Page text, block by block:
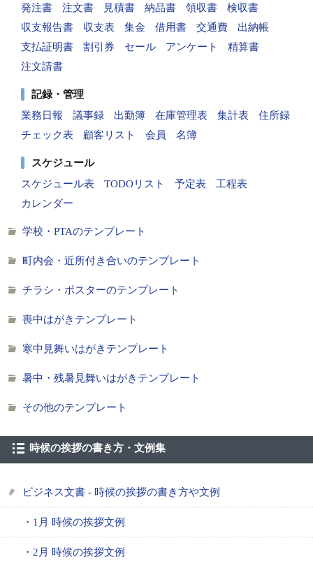
発注書
注文書 見積書 納品書 領収書
検収書
収支報告書
収支表 集金 借用書 交通費
出納帳
支払証明書
割引券 セール アンケート
精算書
注文請書
記録・管理
業務日報
議事録 出勤簿 在庫管理表 集計表
住所録
チェック表
顧客リスト 会員 名簿
スケジュール
スケジュール表
TODOリスト 予定表
工程表
カレンダー
学校・PTAのテンプレート
町内会・近所付き合いのテンプレート
チラシ・ポスターのテンプレート
喪中はがきテンプレート
寒中見舞いはがきテンプレート
暑中・残暑見舞いはがきテンプレート
その他のテンプレート
時候の挨拶の書き方・文例集
ビジネス文書 - 時候の挨拶の書き方や文例
・1月 時候の挨拶文例
・2月 時候の挨拶文例